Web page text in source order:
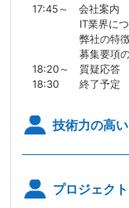
17:45～ 会社案内
IT業界につ
弊社の特
募集要項の詳細
18:20～ 質疑応答
18:30 終了予定
技術力の高
プロジェク